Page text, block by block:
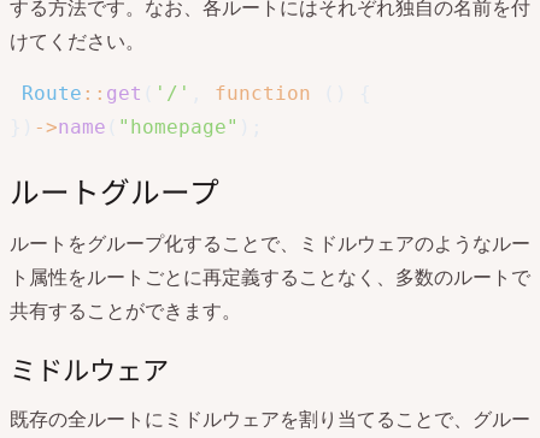
する方法です。なお、各ルートにはそれぞれ独自の名前を付
けてください。
Route :: get '/' function
->name "homepage"
ルートグループ
ルートをグループ化することで、ミドルウェアのようなルー
ト属性をルートごとに再定義することなく、多数のルートで
共有することができます。
ミドルウェア
既存の全ルートにミドルウェアを割り当てることで、グルー